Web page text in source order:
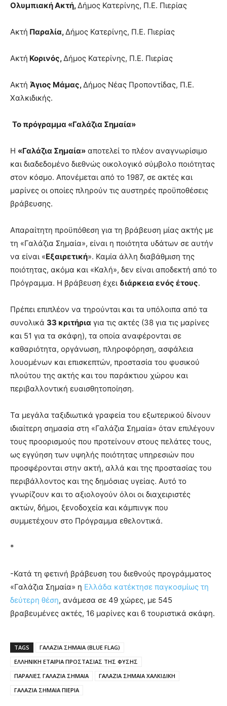
Ολυμπιακή Ακτή,Δήμος Κατερίνης, Π.Ε. Πιερίας
Ακτή Παραλία,Δήμος Κατερίνης, Π.Ε. Πιερίας
Ακτή Κορινός,Δήμος Κατερίνης, Π.Ε. Πιερίας
Ακτή Άγιος Μάμας,Δήμος Νέας Προποντίδας, Π.Ε.
Χαλκιδικής.
Το πρόγραμμα «Γαλάζια Σημαία»
Η «Γαλάζια Σημαία» αποτελεί το πλέον αναγνωρίσιμο
και διαδεδομένο διεθνώς οικολογικό σύμβολο ποιότητας
στον κόσμο. Απονέμεται από το 1987, σε ακτές και
μαρίνες οι οποίες πληρούν τις αυστηρές προϋποθέσεις
βράβευσης.
Απαραίτητη προϋπόθεση για τη βράβευση μίας ακτής με
τη «Γαλάζια Σημαία», είναι η ποιότητα υδάτων σε αυτήν
να είναι «Εξαιρετική». Καμία άλλη διαβάθμιση της
ποιότητας, ακόμα και «Καλή», δεν είναι αποδεκτή από το
Πρόγραμμα. Η βράβευση έχει διάρκεια ενός έτους.
Πρέπει επιπλέον να τηρούνται και τα υπόλοιπα από τα
συνολικά 33 κριτήρια για τις ακτές (38 για τις μαρίνες
και 51 για τα σκάφη), τα οποία αναφέρονται σε
καθαριότητα, οργάνωση, πληροφόρηση, ασφάλεια
λουομένων και επισκεπτών, προστασία του φυσικού
πλούτου της ακτής και του παράκτιου χώρου και
περιβαλλοντική ευαισθητοποίηση.
Τα μεγάλα ταξιδιωτικά γραφεία του εξωτερικού δίνουν
ιδιαίτερη σημασία στη «Γαλάζια Σημαία» όταν επιλέγουν
τους προορισμούς που προτείνουν στους πελάτες τους,
ως εγγύηση των υψηλής ποιότητας υπηρεσιών που
προσφέρονται στην ακτή, αλλά και της προστασίας του
περιβάλλοντος και της δημόσιας υγείας. Αυτό το
γνωρίζουν και το αξιολογούν όλοι οι διαχειριστές
ακτών, δήμοι, ξενοδοχεία και κάμπινγκ που
συμμετέχουν στο Πρόγραμμα εθελοντικά.
*
-Κατά τη φετινή βράβευση του διεθνούς προγράμματος
«Γαλάζια Σημαία» η Ελλάδα κατέκτησε παγκοσμίως τη
δεύτερη θέση, ανάμεσα σε 49 χώρες, με 545
βραβευμένες ακτές, 16 μαρίνες και 6 τουριστικά σκάφη.
TAGS
ΓΑΛΑΖΙΑ ΣΗΜΑΙΑ (BLUE FLAG)
ΕΛΛΗΝΙΚΗ ΕΤΑΙΡΙΑ ΠΡΟΣΤΑΣΙΑΣ ΤΗΣ ΦΥΣΗΣ
ΠΑΡΑΛΙΕΣ ΓΑΛΑΖΙΑ ΣΗΜΑΙΑ
ΓΑΛΑΖΙΑ ΣΗΜΑΙΑ ΧΑΛΚΙΔΙΚΗ
ΓΑΛΑΖΙΑ ΣΗΜΑΙΑ ΠΙΕΡΙΑ